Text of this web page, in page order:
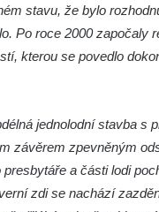
– I. kaple – Loučení
Marií
Třeboníně
v Horním Třeboníně
Třebonínem a Horním
stavu, že bylo
Po roce 2000 započaly
kterou se povedlo
jednolodní stavba s
závěrem zpevněným
a části lodi
zdi se nachází